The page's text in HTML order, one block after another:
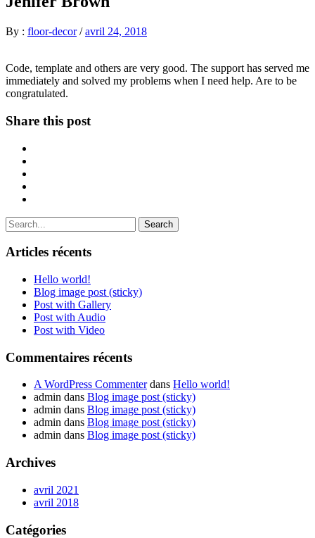
By : floor-decor / avril 24, 2018
Code, template and others are very good. The support has served me
immediately and solved my problems when I need help. Are to be
congratulated.
Share this post
Search
Articles récents
Hello world!
Blog image post (sticky)
Post with Gallery
Post with Audio
Post with Video
Commentaires récents
A WordPress Commenterdans Hello world!
admin dans Blog image post (sticky)
admin dans Blog image post (sticky)
admin dans Blog image post (sticky)
admin dans Blog image post (sticky)
Archives
avril 2021
avril 2018
Catégories